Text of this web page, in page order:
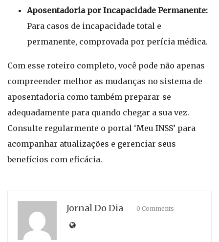
Aposentadoria por Incapacidade Permanente:
Para casos de incapacidade total e
permanente, comprovada por perícia médica.
Com esse roteiro completo, você pode não apenas
compreender melhor as mudanças no sistema de
aposentadoria como também preparar-se
adequadamente para quando chegar a sua vez.
Consulte regularmente o portal ‘Meu INSS’ para
acompanhar atualizações e gerenciar seus
benefícios com eficácia.
Jornal Do Dia 0 Comments